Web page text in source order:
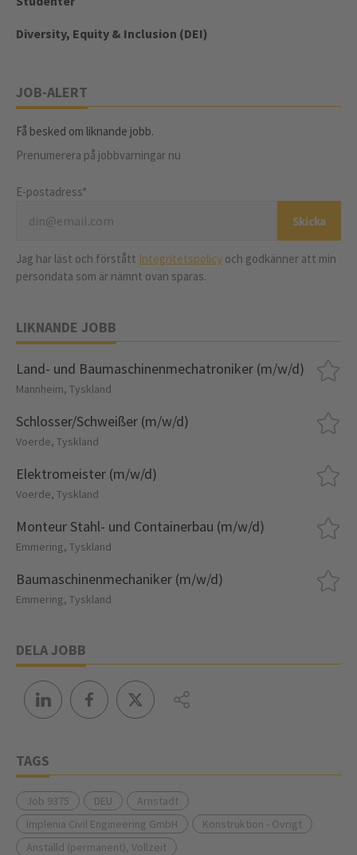
Diversity, Equity & Inclusion (DEI)
JOB-ALERT
Få besked om liknande jobb.
Prenumerera på jobbvarningar nu
E-postadress*
Jag har läst och förstått Integritetspolicy och godkänner att min
persondata som är nämnt ovan sparas.
LIKNANDE JOBB
Land- und Baumaschinenmechatroniker (m/w/d)
Mannheim, Tyskland
Schlosser/Schweißer (m/w/d)
Voerde, Tyskland
Elektromeister (m/w/d)
Voerde, Tyskland
Monteur Stahl- und Containerbau (m/w/d)
Emmering, Tyskland
Baumaschinenmechaniker (m/w/d)
Emmering, Tyskland
DELA JOBB
TAGS
Job 9375 DEU
Arnstadt
Implenia Civil Engineering GmbH
Konstruktion - Övrigt
Anställd (permanent), Vollzeit